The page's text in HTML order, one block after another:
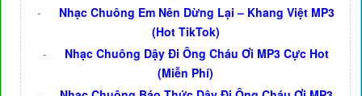
-
Nhạc Chuông Em Nên Dừng Lại – Khang Việt MP3
(Hot TikTok)
-
Nhạc Chuông Dậy Đi Ông Cháu Ơi MP3 Cực Hot
(Miễn Phí)